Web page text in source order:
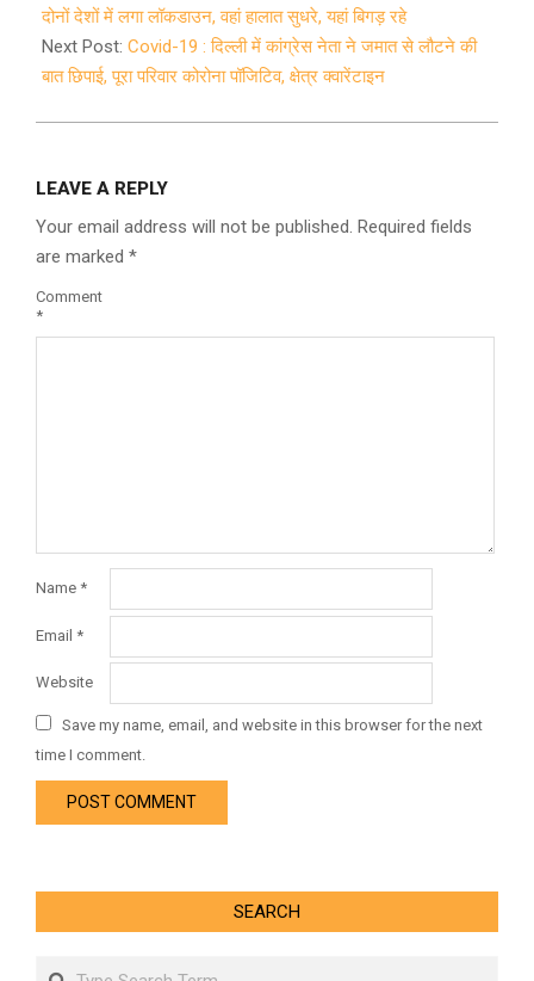
10
दोनों देशों में लगा लॉकडाउन, वहां हालात सुधरे, यहां बिगड़ रहे
Next Post: Covid-19 : दिल्ली में कांग्रेस नेता ने जमात से लौटने की
बात छिपाई, पूरा परिवार कोरोना पॉजिटिव, क्षेत्र क्वारेंटाइन
LEAVE A REPLY
Your email address will not be published. Required fields
are marked *
Comment
*
Name *
Email *
Website
Save my name, email, and website in this browser for the next
time I comment.
SEARCH
Search